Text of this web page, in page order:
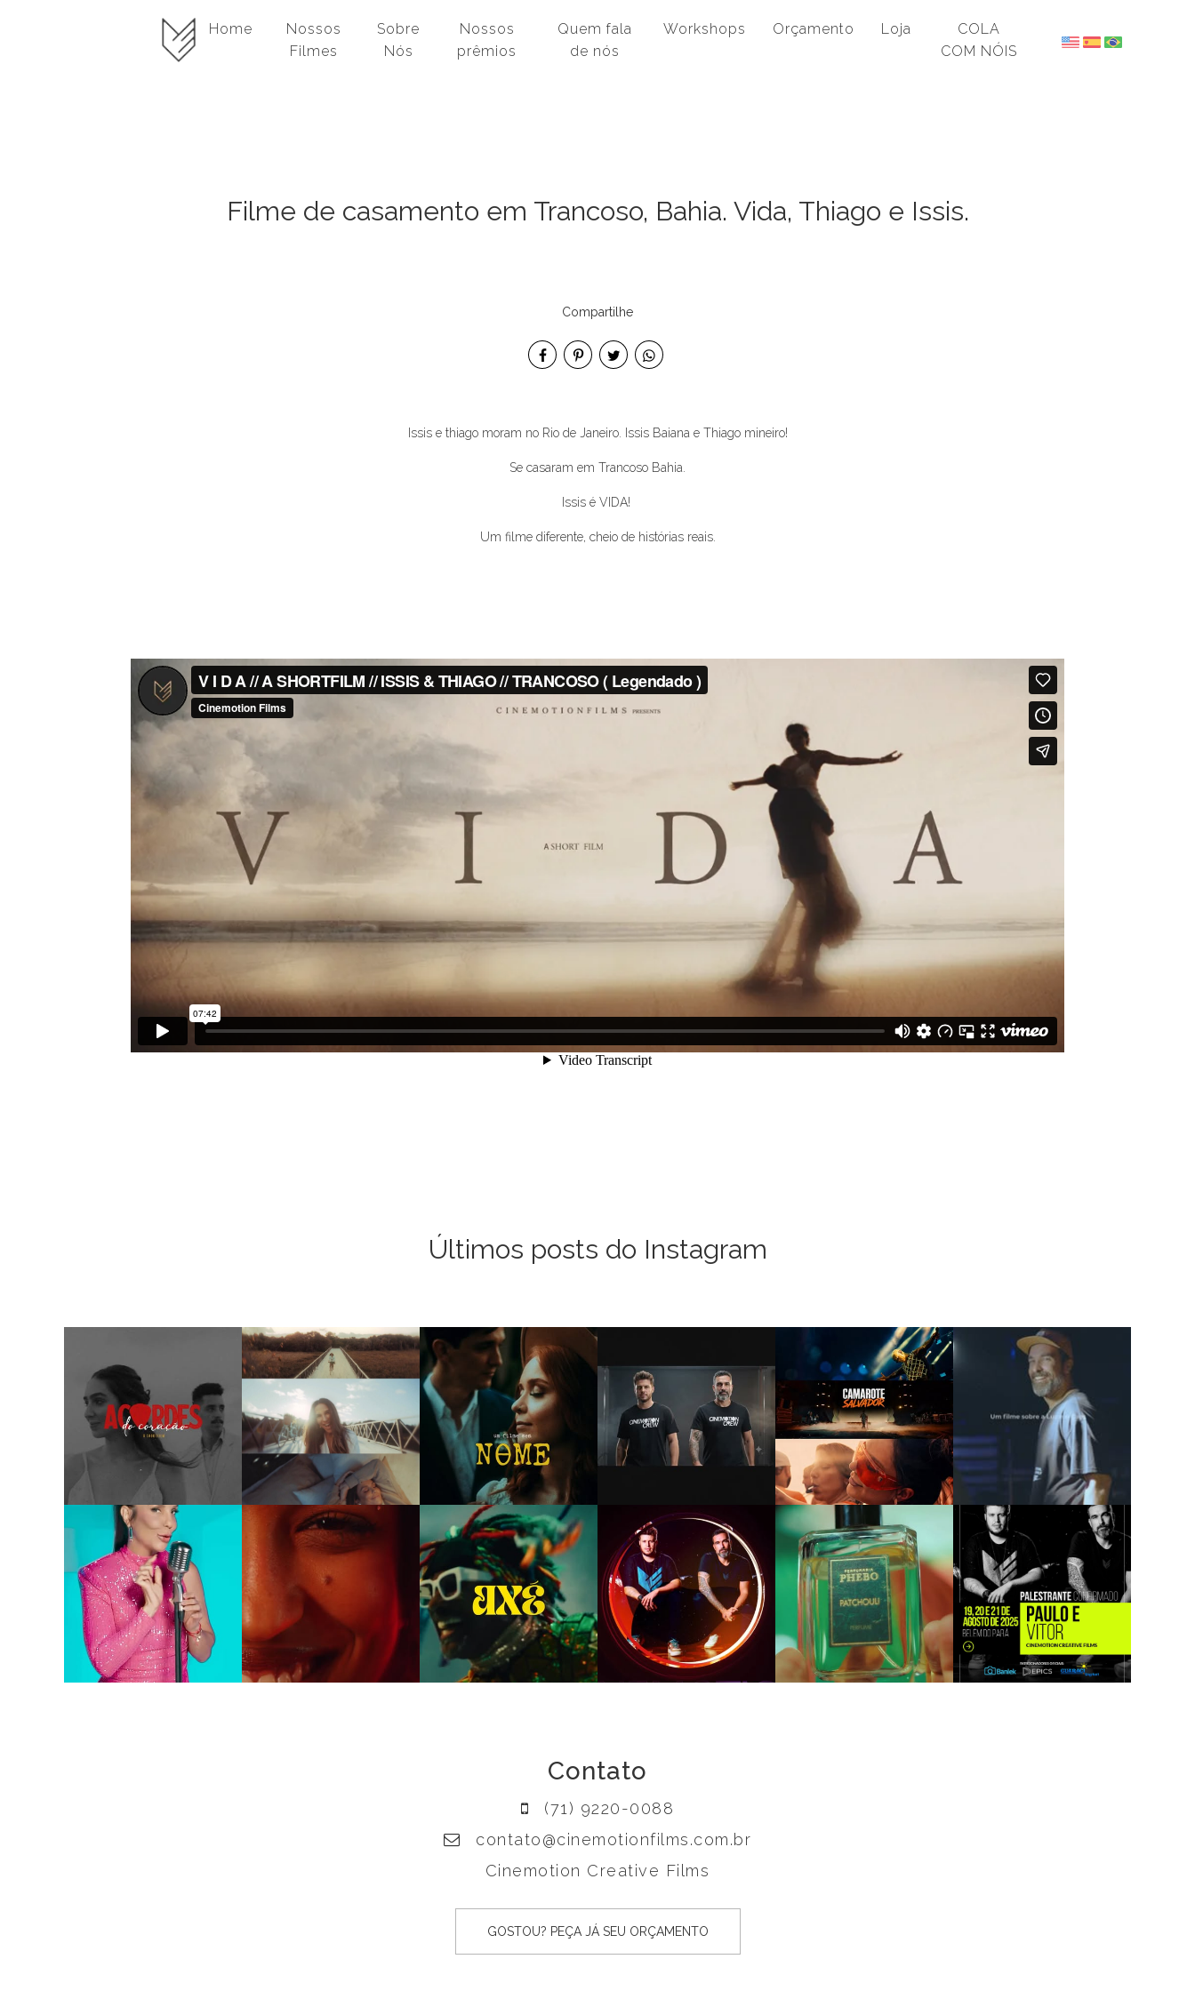
Home
Nossos
Filmes
Sobre
Nós
Nossos
prêmios
Quem fala
de nós
Workshops Orçamento Loja
COLA
COM NÓIS
Filme de casamento em Trancoso, Bahia. Vida, Thiago e Issis.
Compartilhe
Issis e thiago moram no Rio de Janeiro. Issis Baiana e Thiago mineiro!
Se casaram em Trancoso Bahia.
Issis é VIDA!
Um filme diferente, cheio de histórias reais.
Últimos posts do Instagram
Contato
(71) 9220-0088
contato@cinemotionfilms.com.br
Cinemotion Creative Films
GOSTOU? PEÇA JÁ SEU ORÇAMENTO